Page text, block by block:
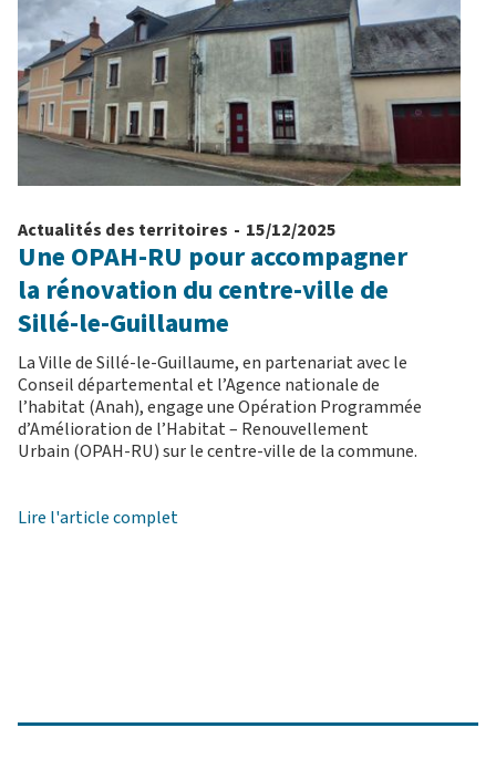
Actualités des territoires - 15/12/2025
Une OPAH-RU pour accompagner
la rénovation du centre-ville de
Sillé-le-Guillaume
La Ville de Sillé-le-Guillaume, en partenariat avec le
Conseil départemental et l’Agence nationale de
l’habitat (Anah), engage une Opération Programmée
d’Amélioration de l’Habitat – Renouvellement
Urbain (OPAH-RU) sur le centre-ville de la commune.
Lire l'article complet